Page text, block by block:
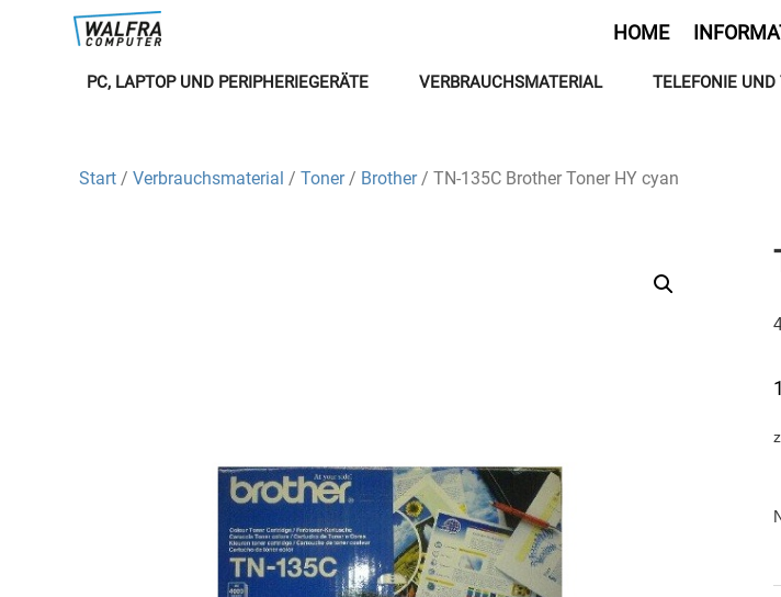
HOME
PC, LAPTOP UND PERIPHERIEGERÄTE VERBRAUCHSMATERIAL TELEFONIE UND
Start / Verbrauchsmaterial / Toner/ Brother/ TN-135C Brother Toner HY cyan